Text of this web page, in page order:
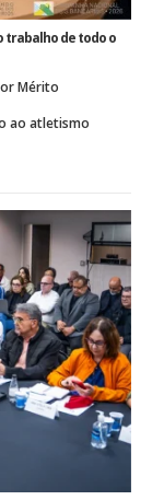
trabalho de todo o
Mérito
ao atletismo